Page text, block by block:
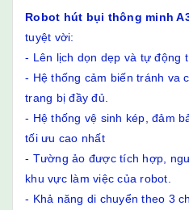
Robot hút bụi thông minh
tuyệt vời:
- Lên lịch dọn dẹp và tự động
- Hệ thống cảm biến tránh va
trang bị đầy đủ.
- Hệ thống vệ sinh kép, đảm
tối ưu cao nhất
- Tường ảo được tích hợp,
khu vực làm việc của robot.
- Khả năng di chuyển theo 3